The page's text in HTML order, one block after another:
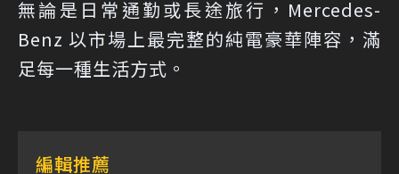
無論是日常通勤或長途旅行，Mercedes-
Benz 以市場上最完整的純電豪華陣容，滿
足每一種生活方式。
編輯推薦